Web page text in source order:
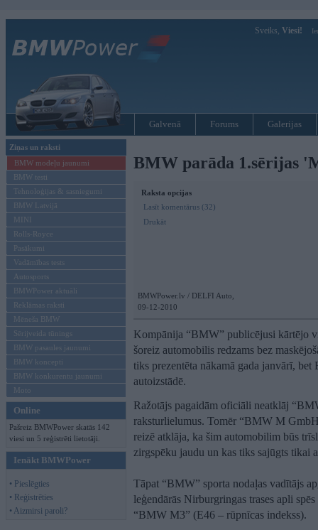
Sveiks, Viesi!
Galvenā Forums Galerijas
Ziņas un raksti
BMW modeļu jaunumi
BMW testi
Tehnoloģijas & sasniegumi
BMW Latvijā
MINI
Rolls-Royce
Pasākumi
Vadāmības tests
Autosports
BMWPower aktuāli
Reklāmas raksti
Mēneša BMW
Sērijveida tūnings
BMW pasaules jaunumi
BMW koncepti
BMW konkurentu jaunumi
Moto
Online
Pašreiz BMWPower skatās 142
viesi un 5 reģistrēti lietotāji.
Ienākt BMWPower
• Pieslēgties
• Reģistrēties
• Aizmirsi paroli?
BMW parāda 1.sērijas
Raksta opcijas
Lasīt komentārus (32)
Drukāt
BMWPower.lv / DELFI Auto,
09-12-2010
Kompānija “BMW” publicējusi kārtējo
šoreiz automobilis redzams bez
tiks prezentēta nākamā gada janvārī,
autoizstādē.
Ražotājs pagaidām oficiāli neatklāj
raksturlielumus. Tomēr “BMW M
reizē atklāja, ka šim automobilim būs
zirgspēku jaudu un kas tiks sajūgts tikai
Tāpat “BMW” sporta nodaļas vadītājs
leģendārās Nirburgringas trases apli
“BMW M3” (E46 – rūpnīcas indekss).